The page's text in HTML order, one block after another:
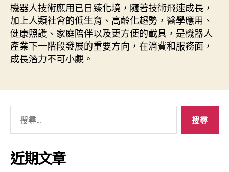
機器人技術應用已日臻化境，隨著技術飛速成長，
加上人類社會的低生育、高齡化趨勢，醫學應用、
健康照護、家庭陪伴以及更方便的載具，是機器人
產業下一階段發展的重要方向，在消費和服務面，
成長潛力不可小覷。
關
鍵
字:
近期文章